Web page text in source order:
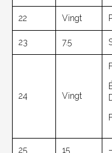
22 Vingt
23 7.5
24 Vingt
25 15 –